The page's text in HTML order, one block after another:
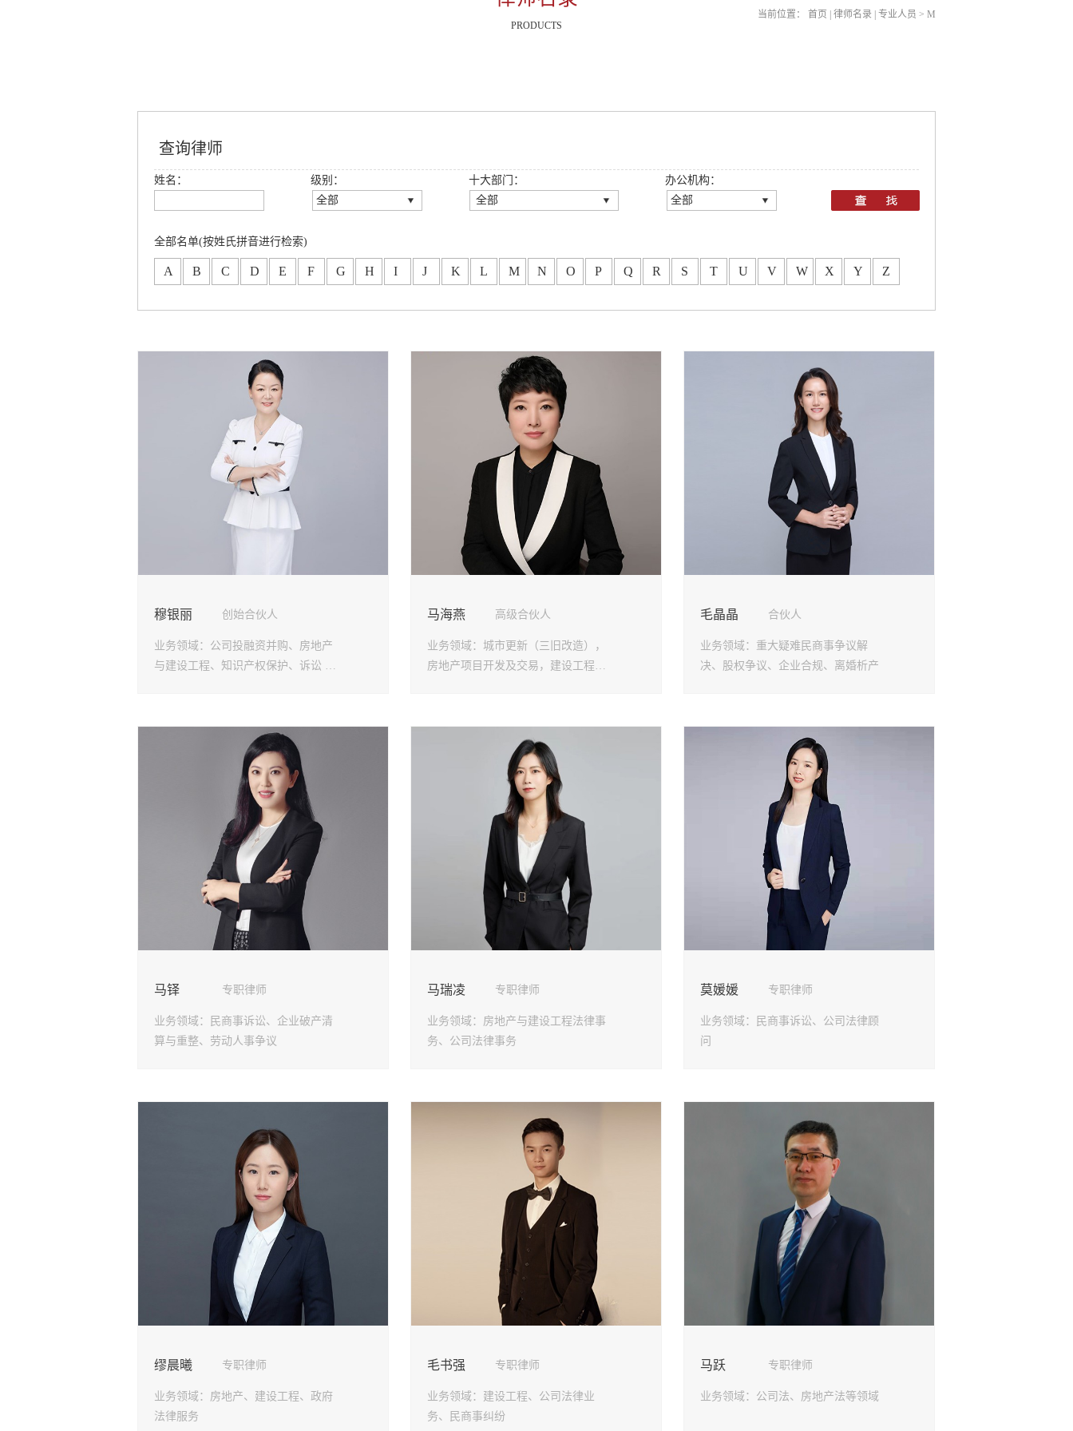
PRODUCTS
当前位置： 首页 律师名录 专业人员 > M
查询律师
姓名：
级别：
全部
高级合伙人
十大部门：
全部
房地产与建设工程法律事
劳动人事法律事务部
政府法律事务部
婚姻家事与财富传承法律
事务部
涉外法律事务部
争议解决法律事务部
办公机构：
全部
广州分所
全部名单(按姓氏拼音进行检索)
A B C D E F G H I J K L M N O P Q R S T U V W X Y Z
穆银丽 创始合伙人
业务领域： 公司投融资并购、房地产
与建设工程、知识产权保护、诉讼 和
马海燕 高级合伙人
业务领域： 城市更新（三旧改造），
房地产项目开发及交易，建设工程，
毛晶晶 合伙人
业务领域： 重大疑难民商事争议解
决、股权争议、企业合规、离婚析产
马铎 专职律师
业务领域：
民商事诉讼、企业破产清
算与重整、劳动人事争议
马瑞凌 专职律师
业务领域： 房地产与建设工程法律事
务、公司法律事务
莫媛媛 专职律师
业务领域：
民商事诉讼、公司法律顾
问
缪晨曦 专职律师
业务领域： 房地产、建设工程、政府
法律服务
毛书强 专职律师
业务领域： 建设工程、公司法律业
务、民商事纠纷
马跃 专职律师
业务领域： 公司法、房地产法等领域